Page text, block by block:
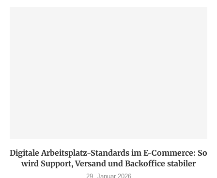
Digitale Arbeitsplatz-Standards im E-Commerce: So
wird Support, Versand und Backoffice stabiler
29. Januar 2026